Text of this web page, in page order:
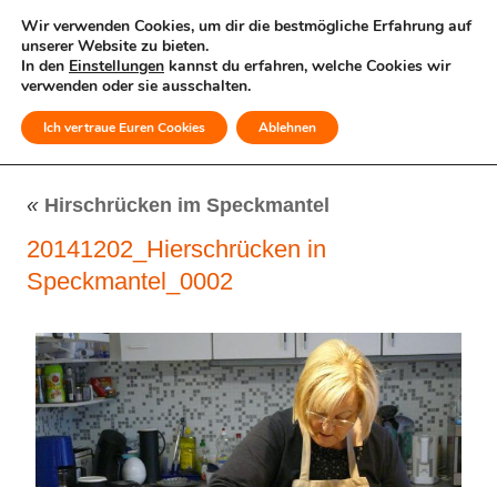
MENÜ
« Hirschrücken im Speckmantel
20141202_Hierschrücken in
Speckmantel_0002
Wir verwenden Cookies, um dir die bestmögliche Erfahrung auf
unserer Website zu bieten.
In den Einstellungen kannst du erfahren, welche Cookies wir
verwenden oder sie ausschalten.
Ich vertraue Euren Cookies Ablehnen